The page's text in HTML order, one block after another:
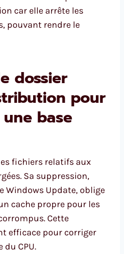
car elle arrête les
pouvant rendre le
dossier
pour
base
fichiers relatifs aux
Sa suppression,
Windows Update, oblige
cache propre pour les
Cette
efficace pour corriger
du CPU.